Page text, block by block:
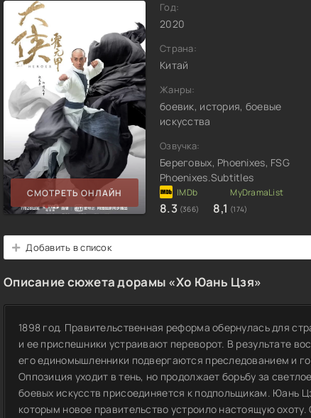
СМОТРЕТЬ ОНЛАЙН
Год:
2020
Страна:
Китай
Жанры:
боевик, история, боевые
искусства
Озвучка:
Береговых, Phoenixes, FSG
Phoenixes.Subtitles
8.3 (366) 8,1 (174)
Добавить в список
Описание сюжета дорамы «Хо Юань Цзя»
1898 год. Правительственная реформа обернулась для
и ее приспешники устраивают переворот. В результате
его единомышленники подвергаются преследованием и
Оппозиция уходит в тень, но продолжает борьбу за
боевых искусств присоединяется к подпольщикам. Юань
которым новое правительство устроило настоящую